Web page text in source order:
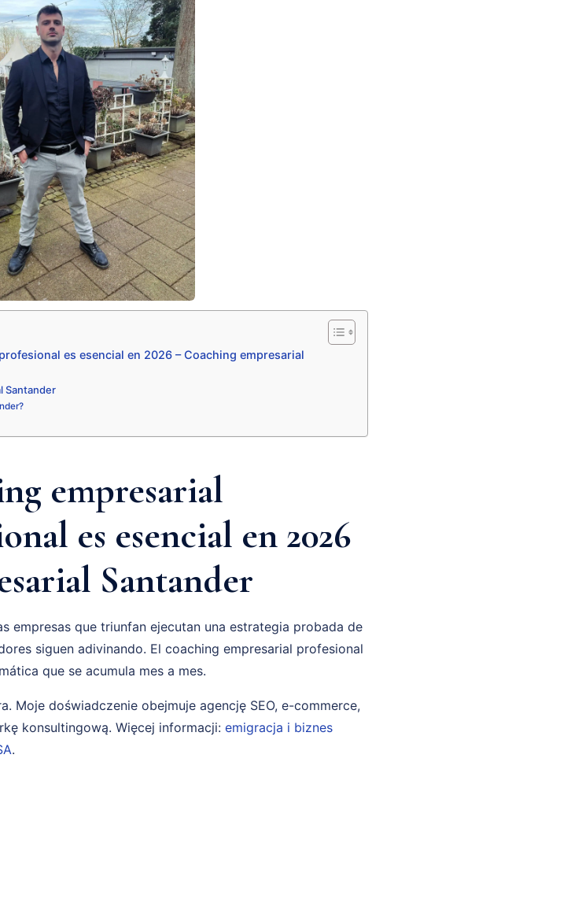
es esencial en 2026 – Coaching empresarial
Santander
empresarial
es esencial en 2026
Santander
empresas que triunfan ejecutan una estrategia probada de
siguen adivinando. El coaching empresarial profesional
que se acumula mes a mes.
Moje doświadczenie obejmuje agencję SEO, e-commerce,
konsultingową. Więcej informacji: emigracja i biznes
.